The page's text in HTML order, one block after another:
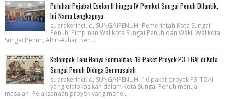
Puluhan Pejabat Eselon II hingga IV Pemkot Sungai Penuh Dilantik,
Ini Nama Lengkapnya
suarakerinci.id, SUNGAIPENUH- Pemerintah Kota Sungai
Penuh, Pimpinan Walikota Sungai Penuh dan Wakil Walikota
Sungai Penuh, Alfin-Azhar, Sen...
Kelompok Tani Hanya Formalitas, 16 Paket Proyek P3-TGAI di Kota
Sungai Penuh Diduga Bermasalah
suarakerinci.id, SUNGAIPENUH- 16 paket proyek P3-TGAI
yang dialokasikan dalam Kota Sungai Penuh menuai
masalah. Pelaksanaan proyek yang mene...